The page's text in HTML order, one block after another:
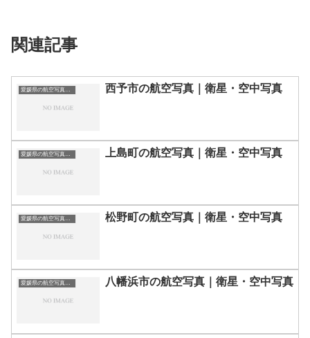
関連記事
愛媛県の航空写真・空中写真 西予市の航空写真｜衛星・空中写真
愛媛県の航空写真・空中写真 上島町の航空写真｜衛星・空中写真
愛媛県の航空写真・空中写真 松野町の航空写真｜衛星・空中写真
愛媛県の航空写真・空中写真 八幡浜市の航空写真｜衛星・空中写真